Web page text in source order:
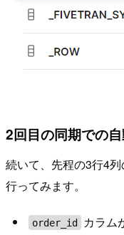
2回目の同期での
続いて、先程の3行4
行ってみます。
order_id カラム